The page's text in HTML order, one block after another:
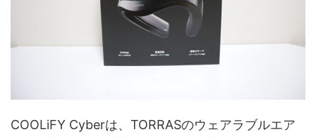
COOLiFY Cyberは、TORRASのウェアラブルエア